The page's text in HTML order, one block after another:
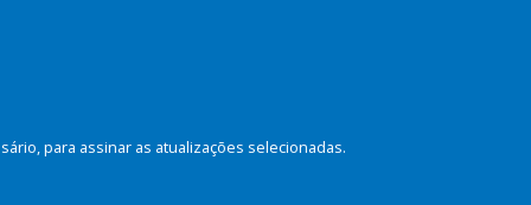
para assinar as atualizações selecionadas.